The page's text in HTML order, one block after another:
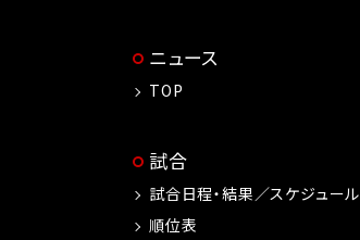
ニュース
TOP
試合
試合日程・結果／スケジュール
順位表